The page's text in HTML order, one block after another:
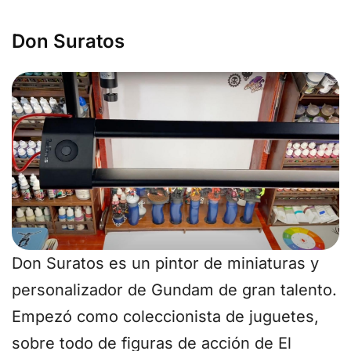
Don Suratos
Don Suratos es un pintor de miniaturas y
personalizador de Gundam de gran talento.
Empezó como coleccionista de juguetes,
sobre todo de figuras de acción de El